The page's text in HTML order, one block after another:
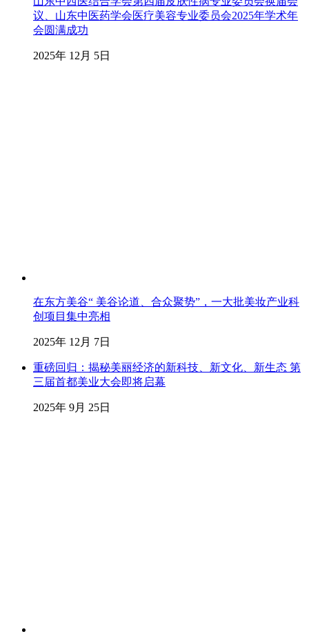
议、山东中医药学会医疗美容专业委员会2025年学术年
会圆满成功
2025年 12月 5日
在东方美谷“ 美谷论道、合众聚势”，一大批美妆产业科
创项目集中亮相
2025年 12月 7日
重磅回归：揭秘美丽经济的新科技、新文化、新生态 第
三届首都美业大会即将启幕
2025年 9月 25日